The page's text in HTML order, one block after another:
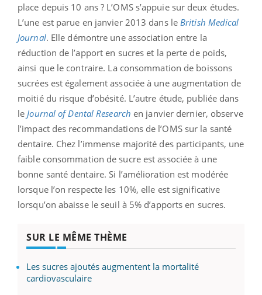
place depuis 10 ans ? L’OMS s’appuie sur deux études.
L’une est parue en janvier 2013 dans le British Medical
Journal. Elle démontre une association entre la
réduction de l’apport en sucres et la perte de poids,
ainsi que le contraire. La consommation de boissons
sucrées est également associée à une augmentation de
moitié du risque d’obésité. L’autre étude, publiée dans
le Journal of Dental Research en janvier dernier, observe
l’impact des recommandations de l’OMS sur la santé
dentaire. Chez l’immense majorité des participants, une
faible consommation de sucre est associée à une
bonne santé dentaire. Si l’amélioration est modérée
lorsque l’on respecte les 10%, elle est significative
lorsqu’on abaisse le seuil à 5% d’apports en sucres.
SUR LE MÊME THÈME
Les sucres ajoutés augmentent la mortalité
cardiovasculaire